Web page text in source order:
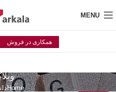
MENU
همکاری در فروش
Home